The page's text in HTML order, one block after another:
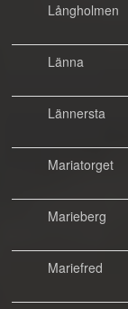
Långholmen
Länna
Lännersta
Mariatorget
Marieberg
Mariefred